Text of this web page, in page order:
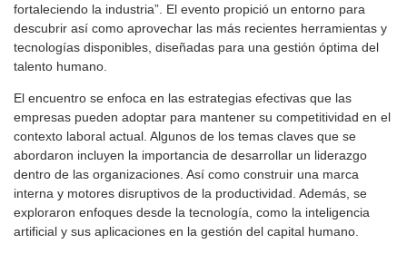
fortaleciendo la industria”. El evento propició un entorno para
descubrir así como aprovechar las más recientes herramientas y
tecnologías disponibles, diseñadas para una gestión óptima del
talento humano.
El encuentro se enfoca en las estrategias efectivas que las
empresas pueden adoptar para mantener su competitividad en el
contexto laboral actual. Algunos de los temas claves que se
abordaron incluyen la importancia de desarrollar un liderazgo
dentro de las organizaciones. Así como construir una marca
interna y motores disruptivos de la productividad. Además, se
exploraron enfoques desde la tecnología, como la inteligencia
artificial y sus aplicaciones en la gestión del capital humano.